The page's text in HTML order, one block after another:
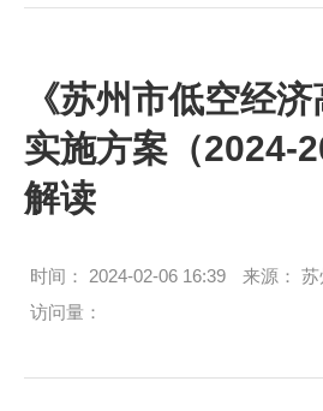
《苏州市低空经
实施方案（2024-
解读
时间： 2024-02-06 16:39 来源： 苏
访问量：